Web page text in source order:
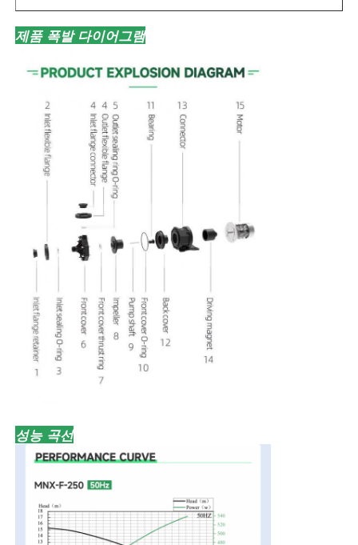
제품 폭발 다이어그램
성능 곡선